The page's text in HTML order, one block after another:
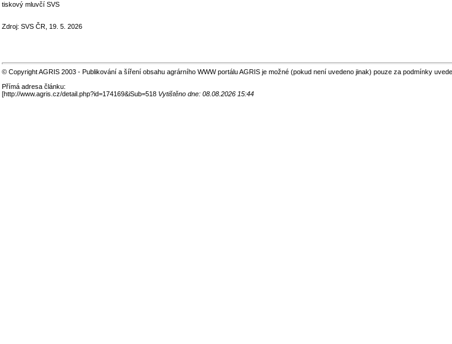
tiskový mluvčí SVS
Zdroj: SVS ČR, 19. 5. 2026
© Copyright AGRIS 2003 - Publikování a šíření obsahu agrárního WWW portálu AGRIS je možné (pokud není uvedeno jinak) pouze za podmínky
Přímá adresa článku:
[http://www.agris.cz/detail.php?id=174169&iSub=518 Vytištěno dne: 08.08.2026 15:44